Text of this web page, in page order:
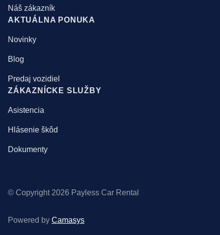
Náš zákazník
AKTUÁLNA PONUKA
Novinky
Blog
Predaj vozidiel
ZÁKAZNÍCKE SLUŽBY
Asistencia
Hlásenie škôd
Dokumenty
© Copyright 2026 Payless Car Rental
Powered by Camasys